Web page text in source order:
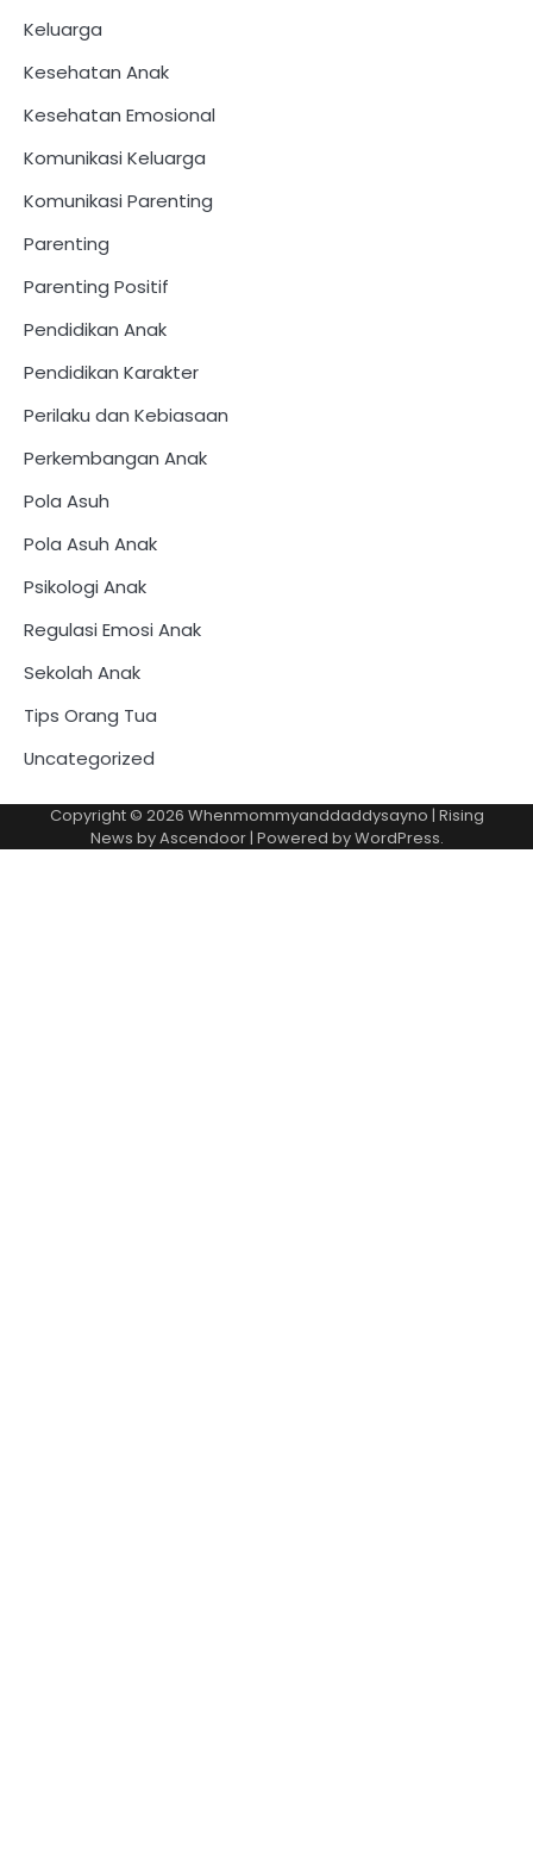
Keluarga
Kesehatan Anak
Kesehatan Emosional
Komunikasi Keluarga
Komunikasi Parenting
Parenting
Parenting Positif
Pendidikan Anak
Pendidikan Karakter
Perilaku dan Kebiasaan
Perkembangan Anak
Pola Asuh
Pola Asuh Anak
Psikologi Anak
Regulasi Emosi Anak
Sekolah Anak
Tips Orang Tua
Uncategorized
Copyright © 2026 Whenmommyanddaddysayno | Rising
News byAscendoor| Powered byWordPress.